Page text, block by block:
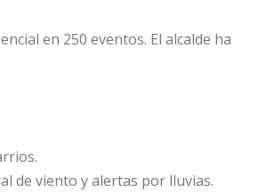
en 250 eventos. El alcalde ha
de viento y alertas por lluvias.